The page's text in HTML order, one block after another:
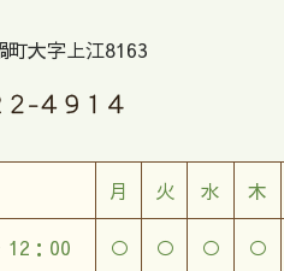
町大字上江8163
月 火 水 木
12：00 ○ ○ ○ ○